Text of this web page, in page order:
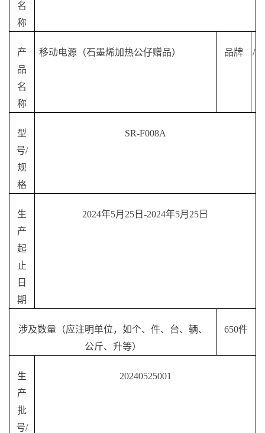
名
称
产
品
名
称
移动电源（石墨烯加热公仔赠品） 品牌 /
型
号/
规
格
SR-F008A
生
产
起
止
日
期
2024年5月25日-2024年5月25日
涉及数量（应注明单位，如个、件、台、辆、
公斤、升等）
650件
生
产
批
号/
20240525001